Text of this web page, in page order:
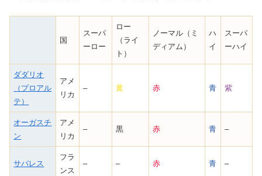
国
スーパ
ーロー
ロー
（ライ
ト）
ノーマル（ミ
ディアム）
ハ
イ
スーパ
ーハイ
ダダリオ
（プロアル
テ）
アメ
リカ
– 黄 赤 青 紫
オーガスチ
ン
アメ
リカ
– 黒 赤 青 –
サバレス
フラ
ンス
– – 赤 青 –